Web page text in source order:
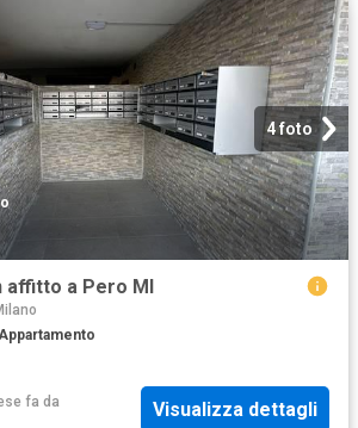
4 foto
affitto a Pero MI
Appartamento
fa da
Visualizza dettagli